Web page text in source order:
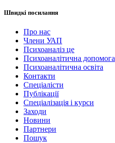
Швидкі посилання
Про нас
Члени УАП
Психоаналіз це
Психоаналітична допомога
Психоаналітична освіта
Контакти
Спеціалісти
Публікації
Cпеціалізація і курси
Заходи
Новини
Партнери
Пошук